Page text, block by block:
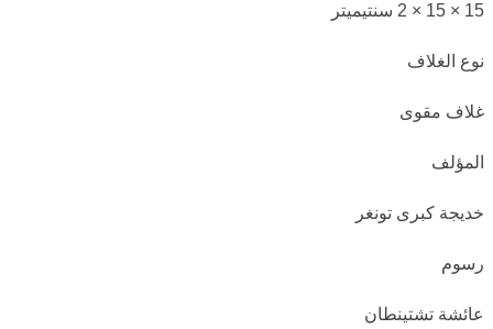
15 × 15 × 2 سنتيميتر
نوع الغلاف
غلاف مقوى
المؤلف
خديجة كبرى تونغر
رسوم
عائشة تشتينطان